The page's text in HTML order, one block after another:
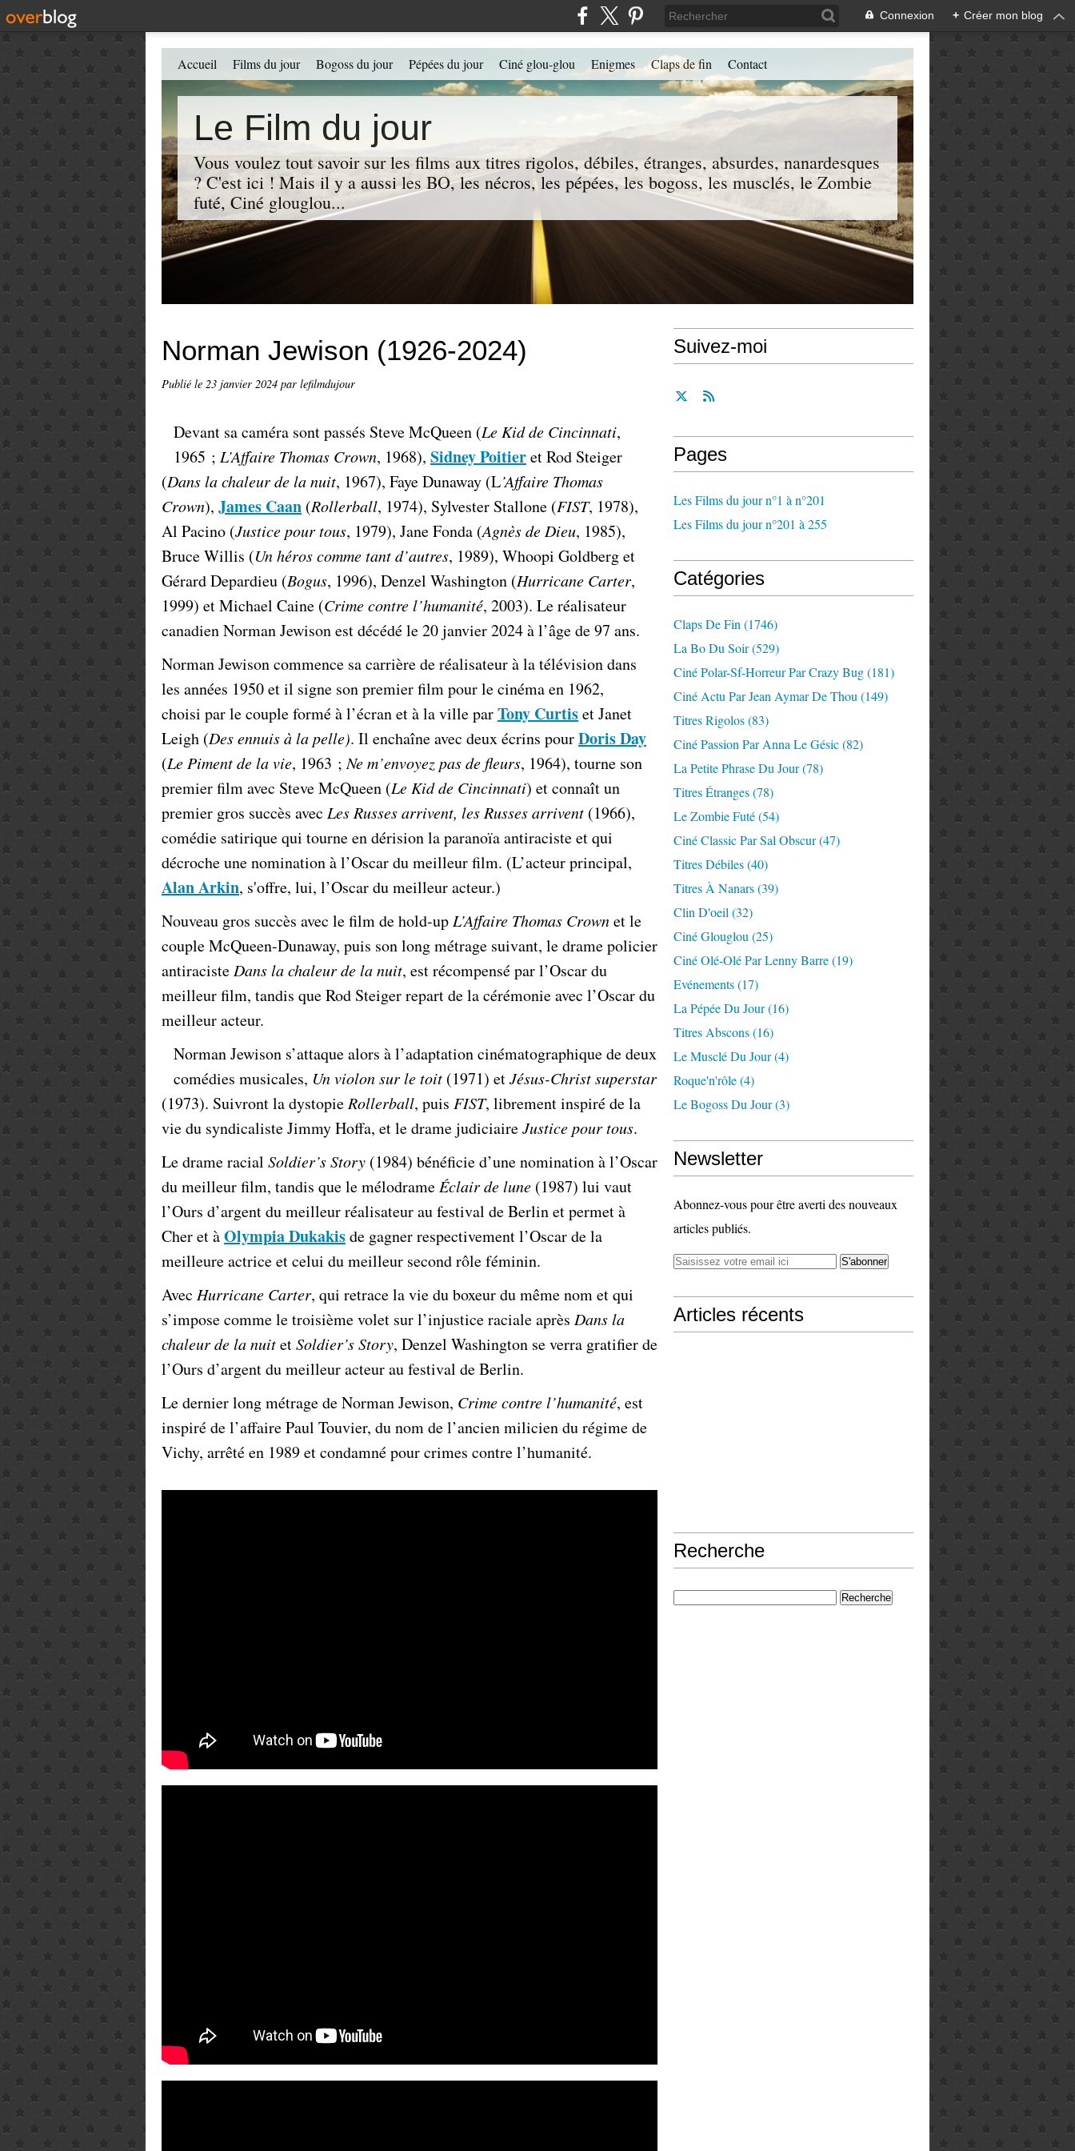
Connexion + Créer mon blog
Le Film du jour
Vous voulez tout savoir sur les films aux titres rigolos, débiles, étranges, absurdes, nanardesques
? C'est ici ! Mais il y a aussi les BO, les nécros, les pépées, les bogoss, les musclés, le Zombie
futé, Ciné glouglou...
Accueil Films du jour Bogoss du jour Pépées du jour Ciné glou-glou Enigmes Claps de fin Contact
Norman Jewison (1926-2024)
Publié le 23 janvier 2024 par lefilmdujour
Devant sa caméra sont passés Steve McQueen (Le Kid de Cincinnati,
1965 ; L’Affaire Thomas Crown, 1968), Sidney Poitieret Rod Steiger
(Dans la chaleur de la nuit, 1967), Faye Dunaway (L’Affaire Thomas
Crown), James Caan (Rollerball, 1974), Sylvester Stallone (FIST, 1978),
Al Pacino (Justice pour tous, 1979), Jane Fonda (Agnès de Dieu, 1985),
Bruce Willis (Un héros comme tant d’autres, 1989), Whoopi Goldberg et
Gérard Depardieu (Bogus, 1996), Denzel Washington (Hurricane Carter,
1999) et Michael Caine (Crime contre l’humanité, 2003). Le réalisateur
canadien Norman Jewison est décédé le 20 janvier 2024 à l’âge de 97 ans.
Norman Jewison commence sa carrière de réalisateur à la télévision dans
les années 1950 et il signe son premier film pour le cinéma en 1962,
choisi par le couple formé à l’écran et à la ville parTony Curtiset Janet
Leigh (Des ennuis à la pelle). Il enchaîne avec deux écrins pourDoris Day
(Le Piment de la vie, 1963 ;Ne m’envoyez pas de fleurs, 1964), tourne son
premier film avec Steve McQueen (Le Kid de Cincinnati) et connaît un
premier gros succès avec Les Russes arrivent, les Russes arrivent (1966),
comédie satirique qui tourne en dérision la paranoïa antiraciste et qui
décroche une nomination à l’Oscar du meilleur film. (L’acteur principal,
Alan Arkin, s'offre, lui, l’Oscar du meilleur acteur.)
Nouveau gros succès avec le film de hold-up L’Affaire Thomas Crownet le
couple McQueen-Dunaway, puis son long métrage suivant, le drame policier
antiraciste Dans la chaleur de la nuit, est récompensé par l’Oscar du
meilleur film, tandis que Rod Steiger repart de la cérémonie avec l’Oscar du
meilleur acteur.
Norman Jewison s’attaque alors à l’adaptation cinématographique de deux
comédies musicales, Un violon sur le toit (1971) etJésus-Christ superstar
(1973). Suivront la dystopie Rollerball, puis FIST, librement inspiré de la
vie du syndicaliste Jimmy Hoffa, et le drame judiciaireJustice pour tous.
Le drame racial Soldier’s Story (1984) bénéficie d’une nomination à l’Oscar
du meilleur film, tandis que le mélodrame Éclair de lune (1987) lui vaut
l’Ours d’argent du meilleur réalisateur au festival de Berlin et permet à
Cher et àOlympia Dukakisde gagner respectivement l’Oscar de la
meilleure actrice et celui du meilleur second rôle féminin.
Avec Hurricane Carter, qui retrace la vie du boxeur du même nom et qui
s’impose comme le troisième volet sur l’injustice raciale après Dans la
chaleur de la nuitetSoldier’s Story, Denzel Washington se verra gratifier de
l’Ours d’argent du meilleur acteur au festival de Berlin.
Le dernier long métrage de Norman Jewison, Crime contre l’humanité, est
inspiré de l’affaire Paul Touvier, du nom de l’ancien milicien du régime de
Vichy, arrêté en 1989 et condamné pour crimes contre l’humanité.
Suivez-moi
Pages
Les Films du jour n°1 à n°201
Les Films du jour n°201 à 255
Catégories
Claps De Fin (1746)
La Bo Du Soir(529)
Ciné Polar-Sf-Horreur Par Crazy Bug(181)
Ciné Actu Par Jean Aymar De Thou (149)
Titres Rigolos(83)
Ciné Passion Par Anna Le Gésic(82)
La Petite Phrase Du Jour(78)
Titres Étranges(78)
Le Zombie Futé(54)
Ciné Classic Par Sal Obscur(47)
Titres Débiles(40)
Titres À Nanars(39)
Clin D'oeil (32)
Ciné Glouglou (25)
Ciné Olé-Olé Par Lenny Barre(19)
Evénements(17)
La Pépée Du Jour(16)
Titres Abscons(16)
Le Musclé Du Jour(4)
Roque'n'rôle(4)
Le Bogoss Du Jour(3)
Newsletter
Abonnez-vous pour être averti des nouveaux
articles publiés.
Articles récents
Recherche